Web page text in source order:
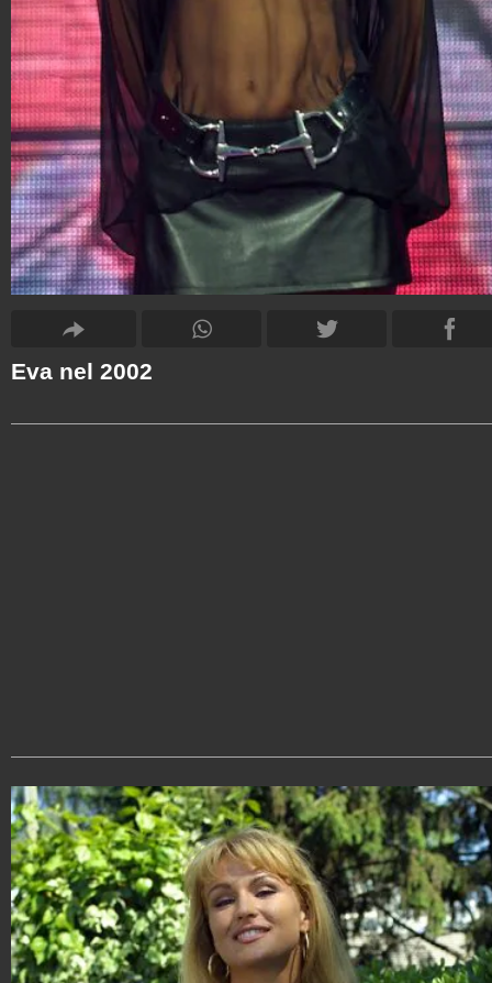
Eva nel 2002